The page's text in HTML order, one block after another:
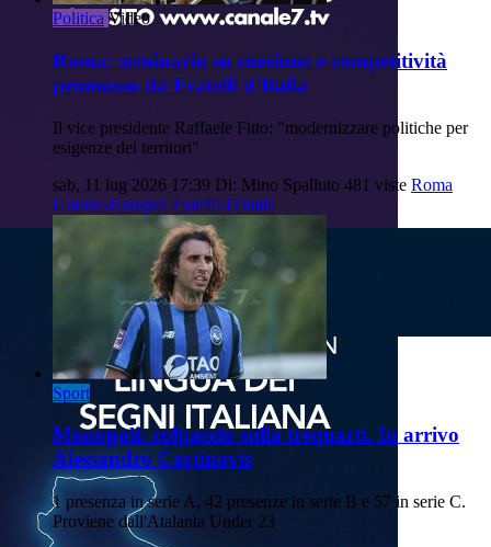
Politica Video
Roma: seminario su coesione e competitività
promosso da Fratelli d'Italia
Il vice presidente Raffaele Fitto: "modernizzare politiche per
esigenze dei territori"
sab, 11 lug 2026 17:39 Di: Mino Spalluto 481 viste Roma
Unione-Europea Fratelli-D'italia
Sport
Monopoli: colpaccio sulla trequarti. In arrivo
Alessandro Cortinovis
1 presenza in serie A, 42 presenze in serie B e 57 in serie C.
Proviene dall'Atalanta Under 23